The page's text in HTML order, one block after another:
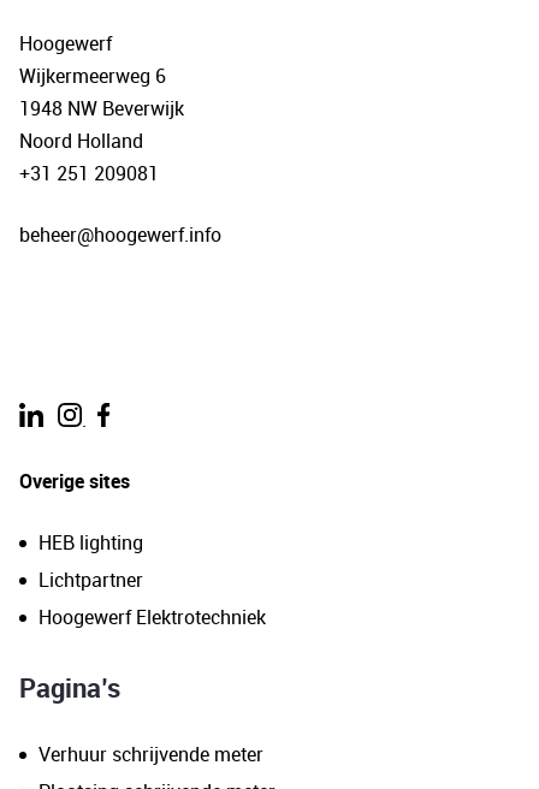
Hoogewerf
Wijkermeerweg 6
1948 NW Beverwijk
Noord Holland
+31 251 209081
beheer@hoogewerf.info
.
Overige sites
HEB lighting
Lichtpartner
Hoogewerf Elektrotechniek
Pagina’s
Verhuur schrijvende meter